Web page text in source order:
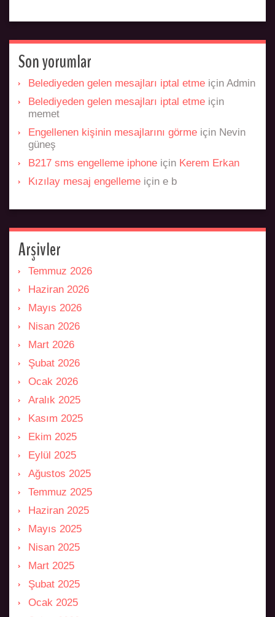
Son yorumlar
Belediyeden gelen mesajları iptal etme için Admin
Belediyeden gelen mesajları iptal etme için
memet
Engellenen kişinin mesajlarını görme için Nevin
güneş
B217 sms engelleme iphone için Kerem Erkan
Kızılay mesaj engelleme için e b
Arşivler
Temmuz 2026
Haziran 2026
Mayıs 2026
Nisan 2026
Mart 2026
Şubat 2026
Ocak 2026
Aralık 2025
Kasım 2025
Ekim 2025
Eylül 2025
Ağustos 2025
Temmuz 2025
Haziran 2025
Mayıs 2025
Nisan 2025
Mart 2025
Şubat 2025
Ocak 2025